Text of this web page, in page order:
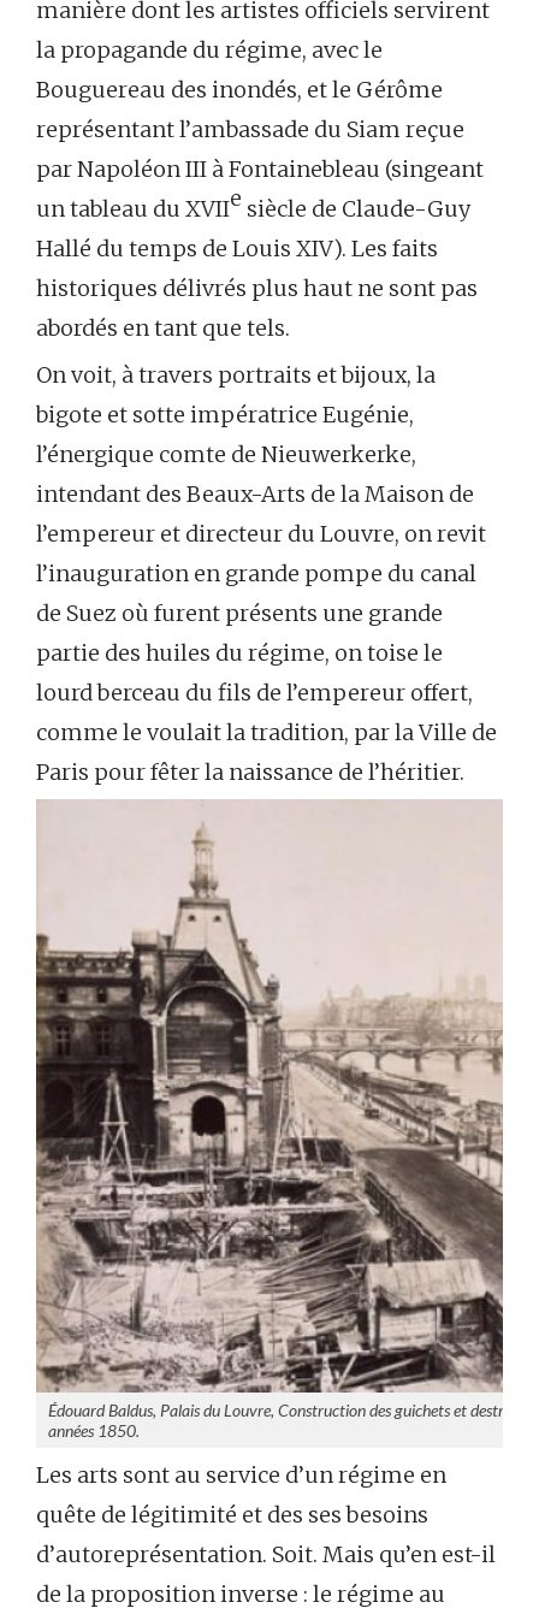
manière dont les artistes officiels servirent
la propagande du régime, avec le
Bouguereau des inondés, et le Gérôme
représentant l’ambassade du Siam reçue
par Napoléon III à Fontainebleau (singeant
un tableau du XVIIe siècle de Claude-Guy
Hallé du temps de Louis XIV). Les faits
historiques délivrés plus haut ne sont pas
abordés en tant que tels.
On voit, à travers portraits et bijoux, la
bigote et sotte impératrice Eugénie,
l’énergique comte de Nieuwerkerke,
intendant des Beaux-Arts de la Maison de
l’empereur et directeur du Louvre, on revit
l’inauguration en grande pompe du canal
de Suez où furent présents une grande
partie des huiles du régime, on toise le
lourd berceau du fils de l’empereur offert,
comme le voulait la tradition, par la Ville de
Paris pour fêter la naissance de l’héritier.
Édouard Baldus, Palais du Louvre, Construction des guichets et
années 1850.
Les arts sont au service d’un régime en
quête de légitimité et des ses besoins
d’autoreprésentation. Soit. Mais qu’en est-il
de la proposition inverse : le régime au